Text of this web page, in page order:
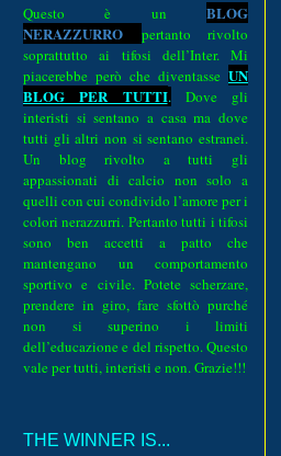
Questo è un BLOG
NERAZZURRO pertanto rivolto
soprattutto ai tifosi dell’Inter. Mi
piacerebbe però che diventasse UN
BLOG PER TUTTI.
Dove gli
interisti si sentano a casa ma dove
tutti gli altri non si sentano estranei.
Un blog rivolto a tutti gli
appassionati di calcio non solo a
quelli con cui condivido l’amore per i
colori nerazzurri. Pertanto tutti i tifosi
sono ben accetti a patto che
mantengano un comportamento
sportivo e civile. Potete scherzare,
prendere in giro, fare sfottò purché
non si superino i limiti
dell’educazione e del rispetto. Questo
vale per tutti, interisti e non. Grazie!!!
THE WINNER IS...